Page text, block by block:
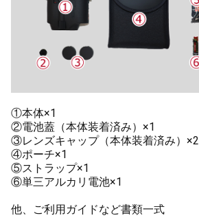
①本体×1
②電池蓋（本体装着済み）×1
③レンズキャップ（本体装着済み）×2
④ポーチ×1
⑤ストラップ×1
⑥単三アルカリ電池×1
他、ご利用ガイドなど書類一式